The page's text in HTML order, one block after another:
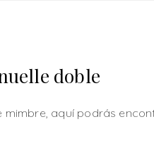
doble
mimbre, aquí podrás